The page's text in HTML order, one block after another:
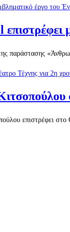
παράστασης
επιστρέφει